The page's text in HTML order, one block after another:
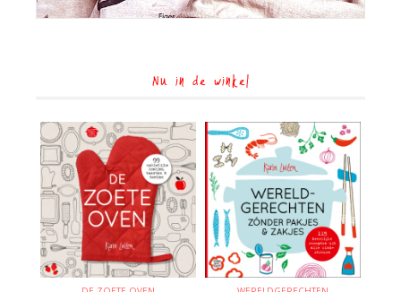
Nu in de winkel